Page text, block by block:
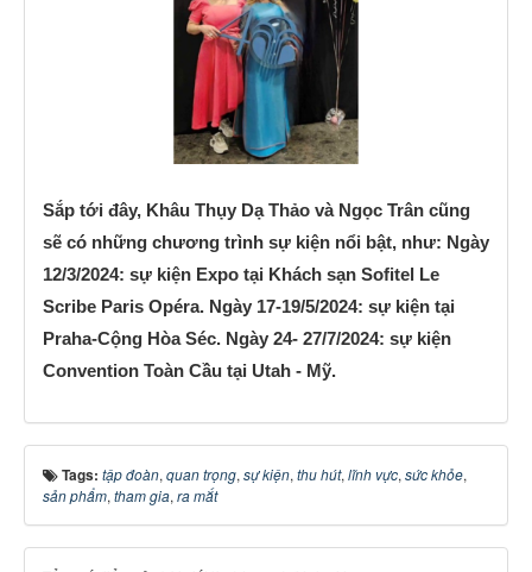
Sắp tới đây, Khâu Thụy Dạ Thảo và Ngọc Trân cũng
sẽ có những chương trình sự kiện nổi bật, như: Ngày
12/3/2024: sự kiện Expo tại Khách sạn Sofitel Le
Scribe Paris Opéra. Ngày 17-19/5/2024: sự kiện tại
Praha-Cộng Hòa Séc. Ngày 24- 27/7/2024: sự kiện
Convention Toàn Cầu tại Utah - Mỹ.
Tags: tập đoàn, quan trọng, sự kiện, thu hút, lĩnh vực, sức khỏe,
sản phẩm, tham gia, ra mắt